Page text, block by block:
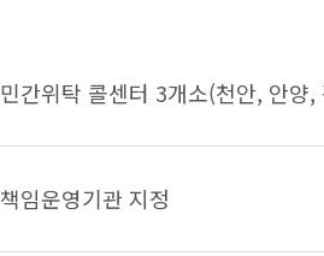
민간위탁 콜센터 3개소(천안, 안양
책임운영기관 지정